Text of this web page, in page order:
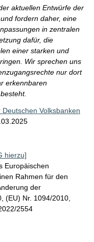
aktuellen Entwürfe der
fordern daher, eine
in zentralen
dafür, die
einer starken und
Wir sprechen uns
nur dort
erkennbaren
Volksbanken
hierzu]
Europäischen
Rahmen für den
der
(EU) Nr. 1094/2010,
2554